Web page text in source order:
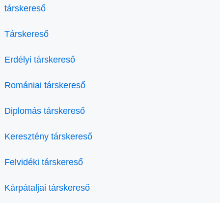
társkereső
Társkereső
Erdélyi társkereső
Romániai társkereső
Diplomás társkereső
Keresztény társkereső
Felvidéki társkereső
Kárpátaljai társkereső